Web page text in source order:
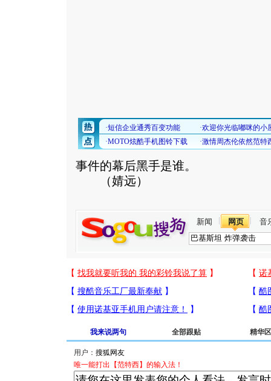
事件的幕后黑手是谁。
（婧远）
新闻 网页 音
我来说两句 全部跟贴 精华区
用户：
唯一能打出【范特西】的输入法！